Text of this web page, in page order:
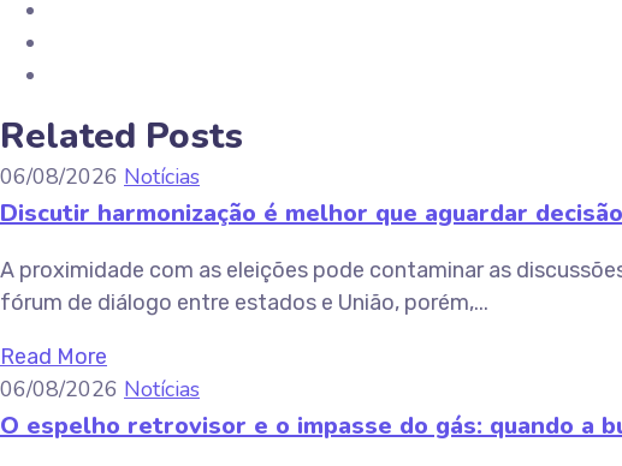
Related Posts
06/08/2026 Notícias
Discutir harmonização é melhor que aguardar
A proximidade com as eleições pode contaminar as
fórum de diálogo entre estados e União, porém,...
Read More
06/08/2026 Notícias
O espelho retrovisor e o impasse do gás: quando